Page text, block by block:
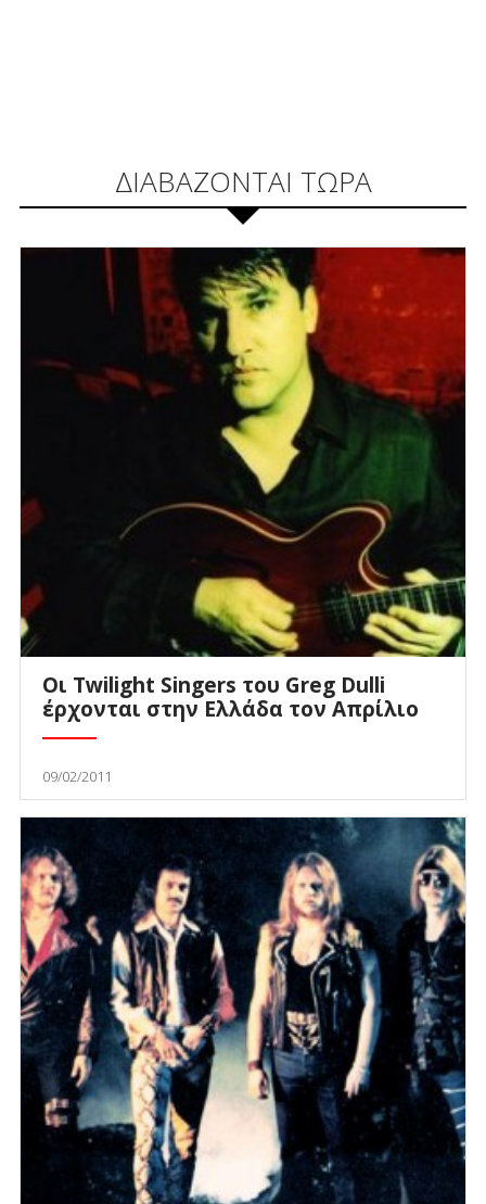
ΔΙΑΒΑΖΟΝΤΑΙ ΤΩΡΑ
Οι Twilight Singers του Greg Dulli
έρχονται στην Ελλάδα τον Απρίλιο
09/02/2011